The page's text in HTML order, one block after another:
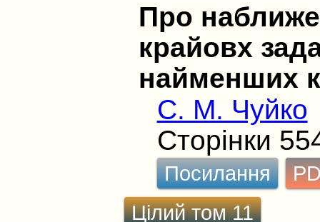
Про
крайовх
найменших
С. М. Чуйко
Сторінки
Посилання
Цілий том 11